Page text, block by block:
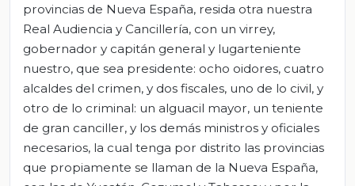
provincias de Nueva España, resida otra nuestra
Real Audiencia y Cancillería, con un virrey,
gobernador y capitán general y lugarteniente
nuestro, que sea presidente: ocho oidores, cuatro
alcaldes del crimen, y dos fiscales, uno de lo civil, y
otro de lo criminal: un alguacil mayor, un teniente
de gran canciller, y los demás ministros y oficiales
necesarios, la cual tenga por distrito las provincias
que propiamente se llaman de la Nueva España,